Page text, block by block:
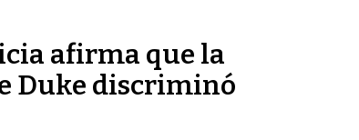
afirma que la
Duke discriminó